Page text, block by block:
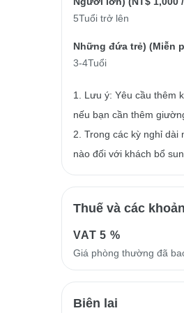
5Tuổi trở lên
Những đứa trẻ) (Miễn
3-4Tuổi
1. Lưu ý: Yêu cầu thêm
nếu bạn cần thêm
2. Trong các kỳ nghỉ dài
nào đối với khách bổ
Thuế và các
VAT5 %
Giá phòng thường đã
Biên lai